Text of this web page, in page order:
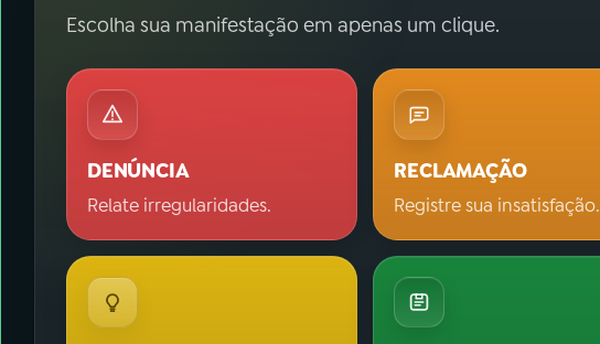
Escolha sua manifestação em apenas um clique.
DENÚNCIA
Relate irregularidades.
RECLAMAÇÃO
Registre sua insatisfação.